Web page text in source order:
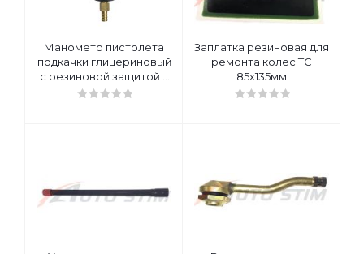
Манометр пистолета
подкачки глицериновый
с резиновой защитой и
фитингом D=10мм
Заплатка резиновая для
ремонта колес ТС
85х135мм